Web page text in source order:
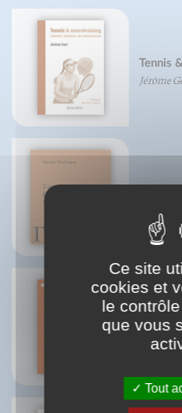
Tennis
Jérôme
Noms
Pierre
Ce site
cookies et
le
que vous
Tout